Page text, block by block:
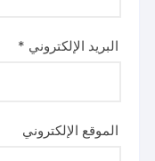
البريد الإلكتروني *
الموقع الإلكتروني